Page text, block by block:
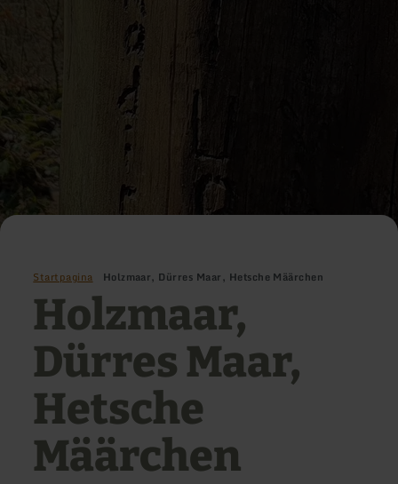
Startpagina Holzmaar, Dürres Maar, Hetsche Määrchen
Holzmaar,
Dürres Maar,
Hetsche
Määrchen